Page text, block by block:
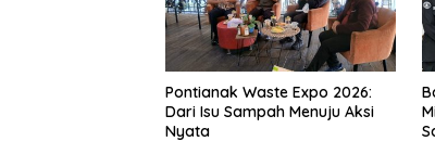
Pontianak Waste Expo 2026:
Dari Isu Sampah Menuju Aksi
Nyata